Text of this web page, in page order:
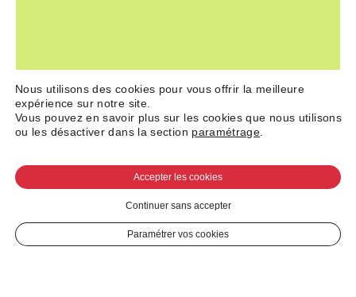
Nous utilisons des cookies pour vous offrir la meilleure
expérience sur notre site.
Vous pouvez en savoir plus sur les cookies que nous utilisons
ou les désactiver dans la section paramétrage
Accepter les cookies
Continuer sans accepter
Paramétrer vos cookies